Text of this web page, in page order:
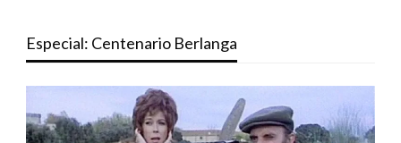
Especial: Centenario Berlanga